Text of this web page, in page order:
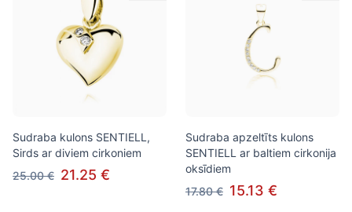
Sudraba kulons SENTIELL,
Sirds ar diviem cirkoniem
25.00 € 21.25 €
Sudraba apzeltīts kulons
SENTIELL ar baltiem cirkonija
oksīdiem
17.80 € 15.13 €